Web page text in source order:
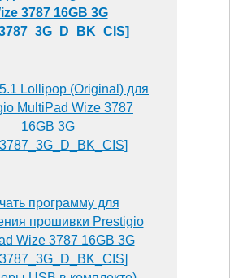
3787 16GB 3G
Lollipop (Original) для
MultiPad Wize 3787
16GB 3G
программу для
прошивки Prestigio
Wize 3787 16GB 3G